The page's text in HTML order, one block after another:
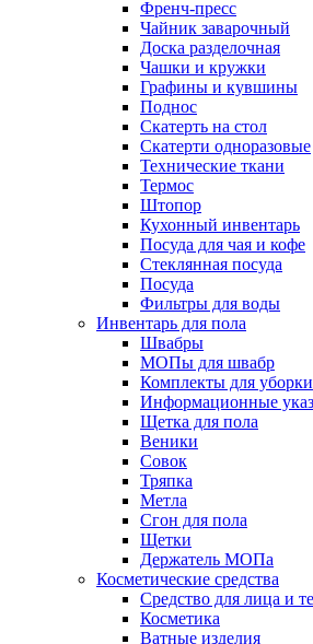
Френч-пресс
Чайник заварочный
Доска разделочная
Чашки и кружки
Графины и кувшины
Поднос
Скатерть на стол
Скатерти одноразовые
Технические ткани
Термос
Штопор
Кухонный инвентарь
Посуда для чая и кофе
Стеклянная посуда
Посуда
Фильтры для воды
Инвентарь для пола
Швабры
МОПы для швабр
Комплекты для уборки
Информационные
Щетка для пола
Веники
Совок
Тряпка
Метла
Сгон для пола
Щетки
Держатель МОПа
Косметические средства
Средство для лица и
Косметика
Ватные изделия